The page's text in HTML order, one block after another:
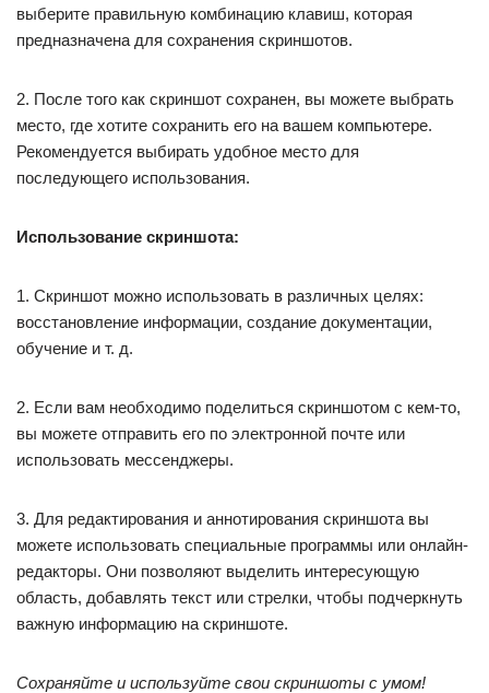
выберите правильную комбинацию клавиш, которая
предназначена для сохранения скриншотов.
2. После того как скриншот сохранен, вы можете выбрать
место, где хотите сохранить его на вашем компьютере.
Рекомендуется выбирать удобное место для
последующего использования.
Использование скриншота:
1. Скриншот можно использовать в различных целях:
восстановление информации, создание документации,
обучение и т. д.
2. Если вам необходимо поделиться скриншотом с кем-то,
вы можете отправить его по электронной почте или
использовать мессенджеры.
3. Для редактирования и аннотирования скриншота вы
можете использовать специальные программы или онлайн-
редакторы. Они позволяют выделить интересующую
область, добавлять текст или стрелки, чтобы подчеркнуть
важную информацию на скриншоте.
Сохраняйте и используйте свои скриншоты с умом!